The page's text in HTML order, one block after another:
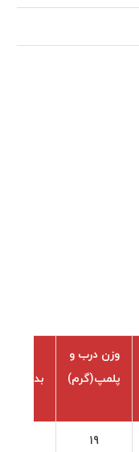
وزن درب و
پلمپ(گرم)
19